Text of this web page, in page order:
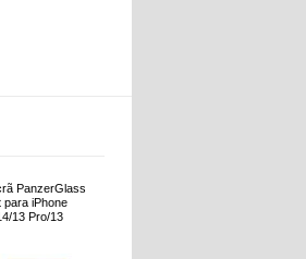
PanzerGlass
para iPhone
13 Pro/13